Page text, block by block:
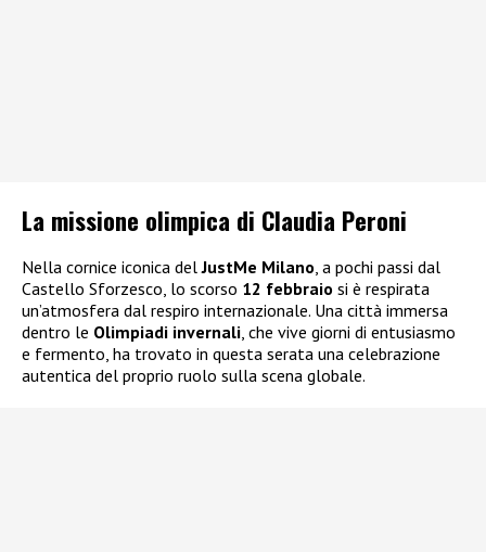
La missione olimpica di Claudia Peroni
Nella cornice iconica delJustMe Milano, a pochi passi dal
Castello Sforzesco, lo scorso 12 febbraio si è respirata
un’atmosfera dal respiro internazionale. Una città immersa
dentro le Olimpiadi invernali, che vive giorni di entusiasmo
e fermento, ha trovato in questa serata una celebrazione
autentica del proprio ruolo sulla scena globale.